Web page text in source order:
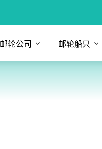
邮轮公司 邮轮船只